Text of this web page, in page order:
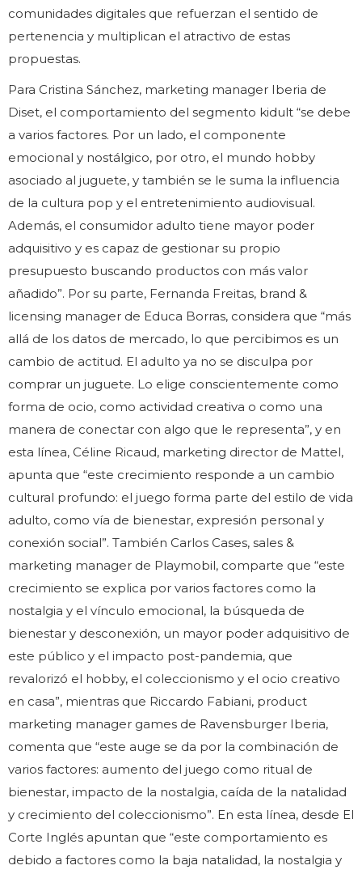
comunidades digitales que refuerzan el sentido de
pertenencia y multiplican el atractivo de estas
propuestas.
Para Cristina Sánchez, marketing manager Iberia de
Diset, el comportamiento del segmento kidult “se debe
a varios factores. Por un lado, el componente
emocional y nostálgico, por otro, el mundo hobby
asociado al juguete, y también se le suma la influencia
de la cultura pop y el entretenimiento audiovisual.
Además, el consumidor adulto tiene mayor poder
adquisitivo y es capaz de gestionar su propio
presupuesto buscando productos con más valor
añadido”. Por su parte, Fernanda Freitas, brand &
licensing manager de Educa Borras, considera que “más
allá de los datos de mercado, lo que percibimos es un
cambio de actitud. El adulto ya no se disculpa por
comprar un juguete. Lo elige conscientemente como
forma de ocio, como actividad creativa o como una
manera de conectar con algo que le representa”, y en
esta línea, Céline Ricaud, marketing director de Mattel,
apunta que “este crecimiento responde a un cambio
cultural profundo: el juego forma parte del estilo de vida
adulto, como vía de bienestar, expresión personal y
conexión social”. También Carlos Cases, sales &
marketing manager de Playmobil, comparte que “este
crecimiento se explica por varios factores como la
nostalgia y el vínculo emocional, la búsqueda de
bienestar y desconexión, un mayor poder adquisitivo de
este público y el impacto post-pandemia, que
revalorizó el hobby, el coleccionismo y el ocio creativo
en casa”, mientras que Riccardo Fabiani, product
marketing manager games de Ravensburger Iberia,
comenta que “este auge se da por la combinación de
varios factores: aumento del juego como ritual de
bienestar, impacto de la nostalgia, caída de la natalidad
y crecimiento del coleccionismo”. En esta línea, desde El
Corte Inglés apuntan que “este comportamiento es
debido a factores como la baja natalidad, la nostalgia y